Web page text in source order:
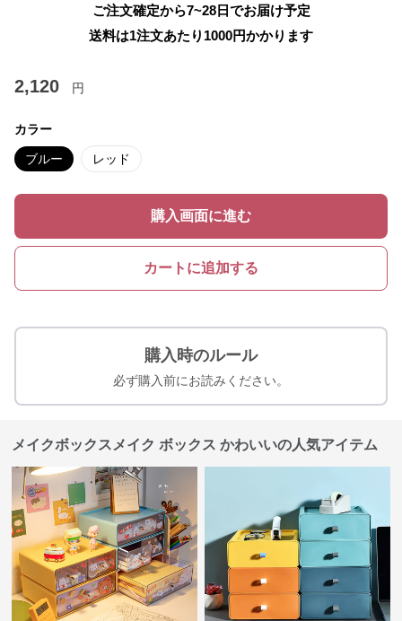
ご注文確定から7~28日でお届け予定
送料は1注文あたり 1000円かかります
2,120 円
カラー
ブルー レッド
購入画面に進む
カートに追加する
購入時のルール
必ず購入前にお読みください。
メイクボックスメイク ボックス かわいいの人気アイテム